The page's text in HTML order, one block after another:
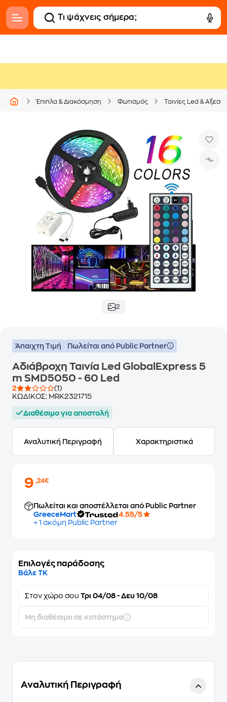
Έπιπλα & Διακόσμηση Φωτισμός Ταινίες Led &
2
Άπαιχτη Τιμή Πωλείται από Public Partner
Αδιάβροχη Ταινία Led GlobalExpress 5
m SMD5050 - 60 Led
2
(1)
ΚΩΔΙΚΟΣ: MRK2321715
Διαθέσιμο για αποστολή
Αναλυτική Περιγραφή Χαρακτηριστικά
9,24€
Πωλείται και αποστέλλεται από Public Partner
GreeceMart
4.55/5
+ 1 ακόμη Public Partner
Επιλογές παράδοσης
Βάλε ΤΚ
Στον χώρο σου Τρι 04/08 - Δευ 10/08
Μη διαθέσιμο σε κατάστημα
Αναλυτική Περιγραφή